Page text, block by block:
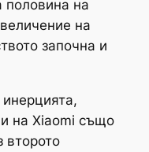
половина на
на
започна и
на Xiaomi също
второто